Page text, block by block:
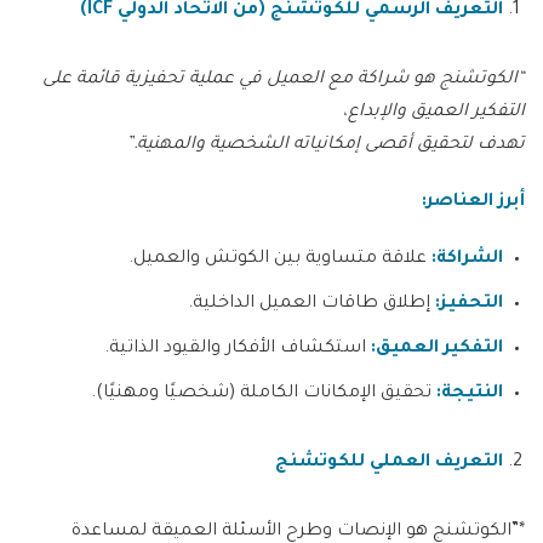
التعريف الرسمي للكوتشنج (من الاتحاد الدولي
“الكوتشنج هو شراكة مع العميل في عملية تحفيزية قائمة على
التفكير العميق والإبداع،
تهدف لتحقيق أقصى إمكانياته الشخصية والمهنية.”
أبرز العناصر:
الشراكة: علاقة متساوية بين الكوتش والعميل.
التحفيز: إطلاق طاقات العميل الداخلية.
التفكير العميق: استكشاف الأفكار والقيود الذاتية.
النتيجة: تحقيق الإمكانات الكاملة (شخصيًا ومهنيًا).
التعريف العملي للكوتشنج
*”الكوتشنج هو الإنصات وطرح الأسئلة العميقة لمساعدة